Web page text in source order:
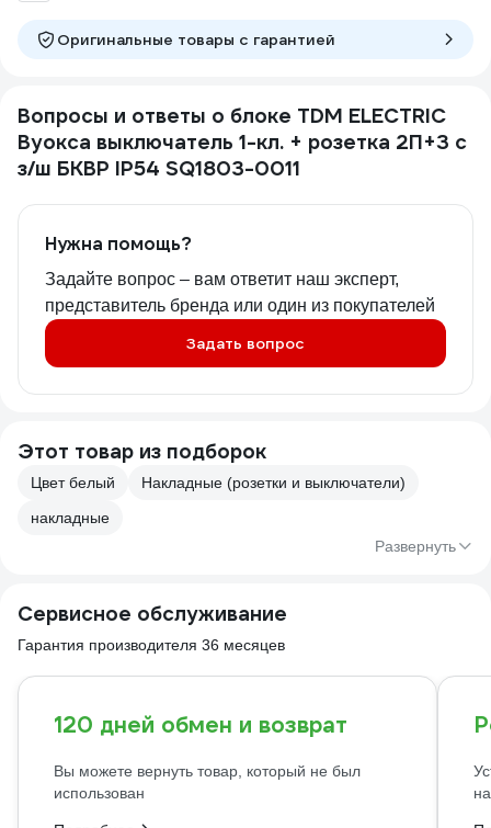
Оригинальные товары c гарантией
Вопросы и ответы о блоке TDM ELECTRIC
Вуокса выключатель 1-кл. + розетка 2П+З с
з/ш БКВР IP54 SQ1803-0011
Нужна помощь?
Задайте вопрос – вам ответит наш эксперт,
представитель бренда или один из покупателей
Задать вопрос
Этот товар из подборок
Цвет белый
Накладные (розетки и выключатели)
накладные
Развернуть
Сервисное обслуживание
Гарантия производителя 36 месяцев
120 дней обмен и возврат
Вы можете вернуть товар, который не был
использован